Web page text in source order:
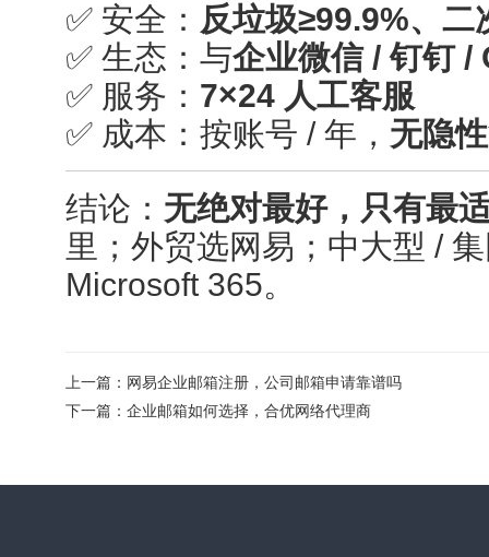
✅ 安全： 反垃圾≥99.9%、二
✅ 生态：与企业微信 / 钉钉 /
✅ 服务： 7×24 人工客服
✅ 成本：按账号 / 年， 无隐
结论： 无绝对最好，只有最
里；外贸选网易；中大型 /
Microsoft 365。
上一篇： 网易企业邮箱注册，公司邮箱申请靠谱吗
下一篇： 企业邮箱如何选择，合优网络代理商